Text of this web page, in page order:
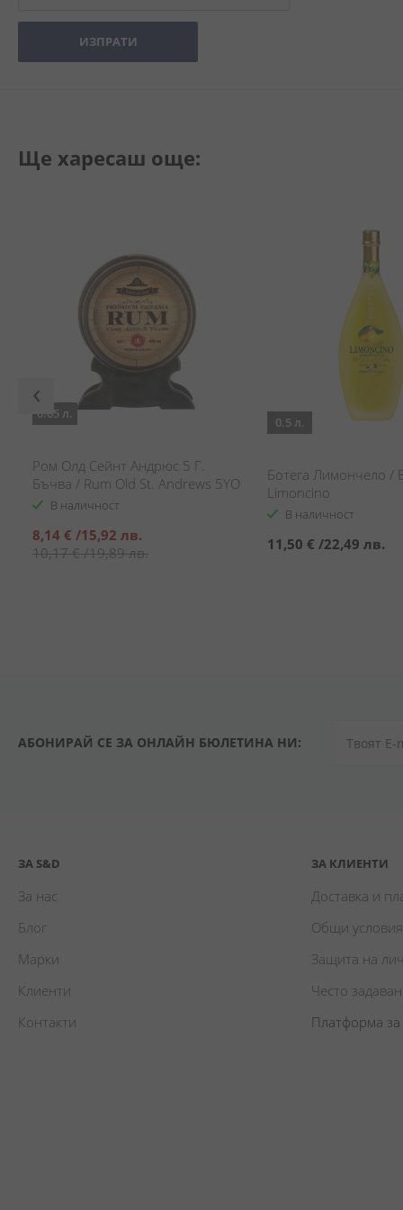
ИЗПРАТИ
Ще харесаш още:
0.05 л.
Ром Олд Сейнт Андрюс 5 Г.
Бъчва / Rum Old St. Andrews 5YO
BarrelВ наличност
Специална
цена
8,14 € /15,92 лв.
10,17 €/19,89 лв.
0.5 л.
Ботега Лимончело /
Limoncino
В наличност
11,50 € /22,49 лв.
АБОНИРАЙ СЕ ЗА ОНЛАЙН БЮЛЕТИНА НИ:
ЗА S&D
За нас
Блог
Марки
Клиенти
Контакти
ЗА КЛИЕНТИ
Доставка и
Общи условия
Защита на
Често
Платформа